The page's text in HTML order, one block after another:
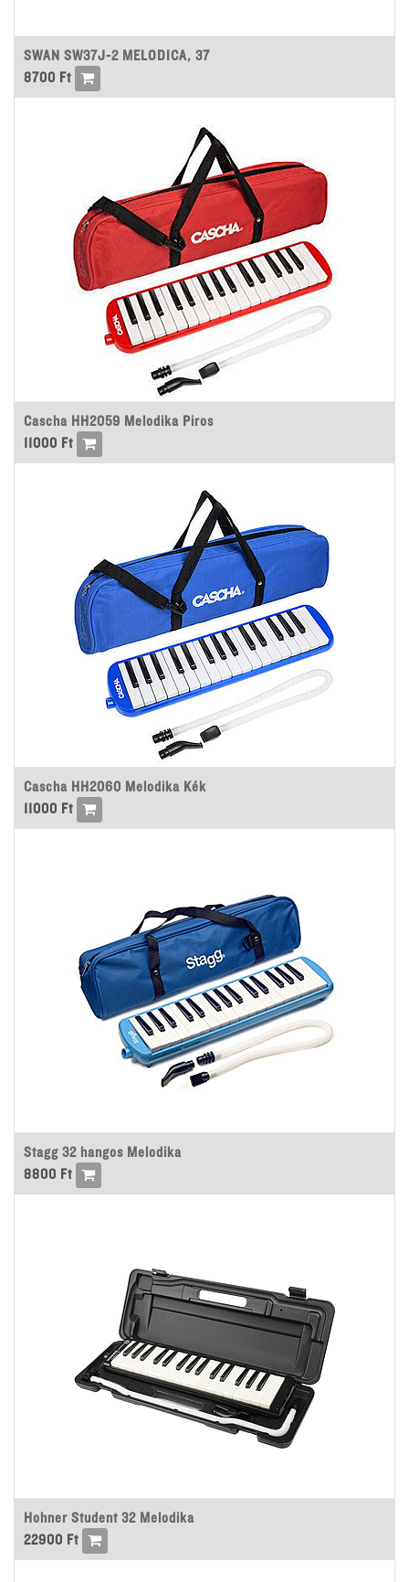
SWAN SW37J-2 MELODICA, 37
8700 Ft
Cascha HH2059 Melodika Piros
11000 Ft
Cascha HH2060 Melodika Kék
11000 Ft
Stagg 32 hangos Melodika
8800 Ft
Hohner Student 32 Melodika
22900 Ft